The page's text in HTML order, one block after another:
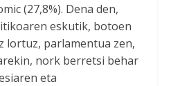
(27,8%). Dena den,
eskutik, botoen
lortuz, parlamentua zen,
nork berretsi behar
eta